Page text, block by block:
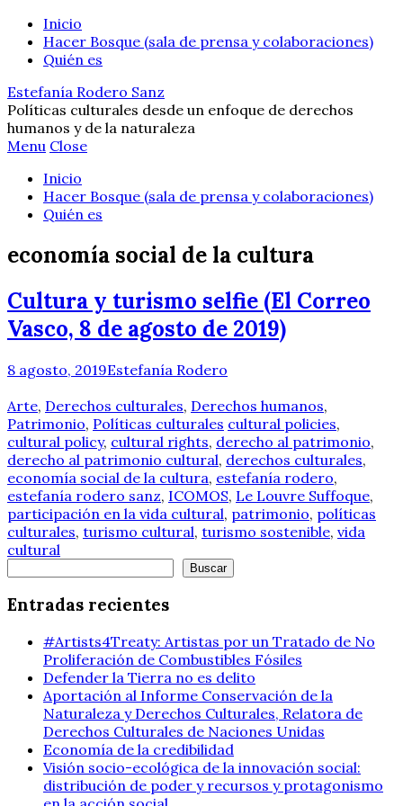
Inicio
Hacer Bosque (sala de prensa y colaboraciones)
Quién es
Estefanía Rodero Sanz
Políticas culturales desde un enfoque de derechos
humanos y de la naturaleza
Menu Close
Inicio
Hacer Bosque (sala de prensa y colaboraciones)
Quién es
economía social de la cultura
Cultura y turismo selfie (El Correo
Vasco, 8 de agosto de 2019)
8 agosto, 2019Estefanía Rodero
Arte, Derechos culturales, Derechos humanos,
Patrimonio, Políticas culturales cultural policies,
cultural policy, cultural rights, derecho al patrimonio,
derecho al patrimonio cultural, derechos culturales,
economía social de la cultura, estefanía rodero,
estefanía rodero sanz, ICOMOS, Le Louvre Suffoque,
participación en la vida cultural, patrimonio, políticas
culturales, turismo cultural, turismo sostenible, vida
cultural
Buscar
Entradas recientes
#Artists4Treaty: Artistas por un Tratado de No
Proliferación de Combustibles Fósiles
Defender la Tierra no es delito
Aportación al Informe Conservación de la
Naturaleza y Derechos Culturales, Relatora de
Derechos Culturales de Naciones Unidas
Economía de la credibilidad
Visión socio-ecológica de la innovación social:
distribución de poder y recursos y protagonismo